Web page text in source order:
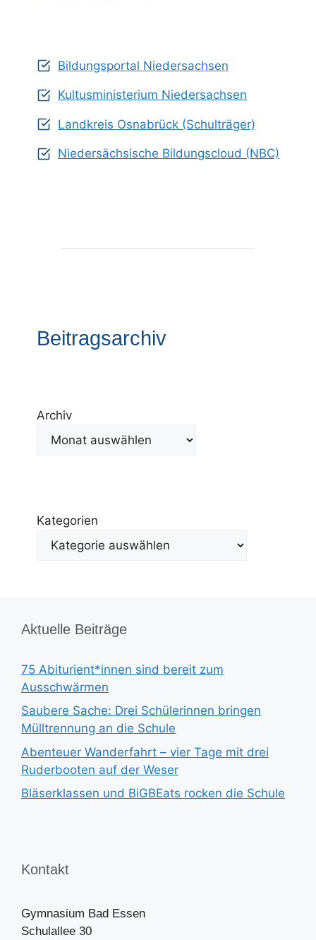
Bildungsportal Niedersachsen
Kultusministerium Niedersachsen
Landkreis Osnabrück (Schulträger)
Niedersächsische Bildungscloud (NBC)
Beitragsarchiv
Archiv
Kategorien
Aktuelle Beiträge
75 Abiturient*innen sind bereit zum
Ausschwärmen
Saubere Sache: Drei Schülerinnen bringen
Mülltrennung an die Schule
Abenteuer Wanderfahrt – vier Tage mit drei
Ruderbooten auf der Weser
Bläserklassen und BiGBEats rocken die Schule
Kontakt
Gymnasium Bad Essen
Schulallee 30